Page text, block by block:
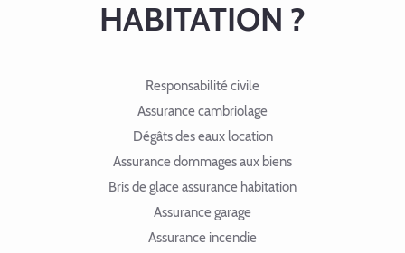
HABITATION ?
Responsabilité civile
Assurance cambriolage
Dégâts des eaux location
Assurance dommages aux biens
Bris de glace assurance habitation
Assurance garage
Assurance incendie